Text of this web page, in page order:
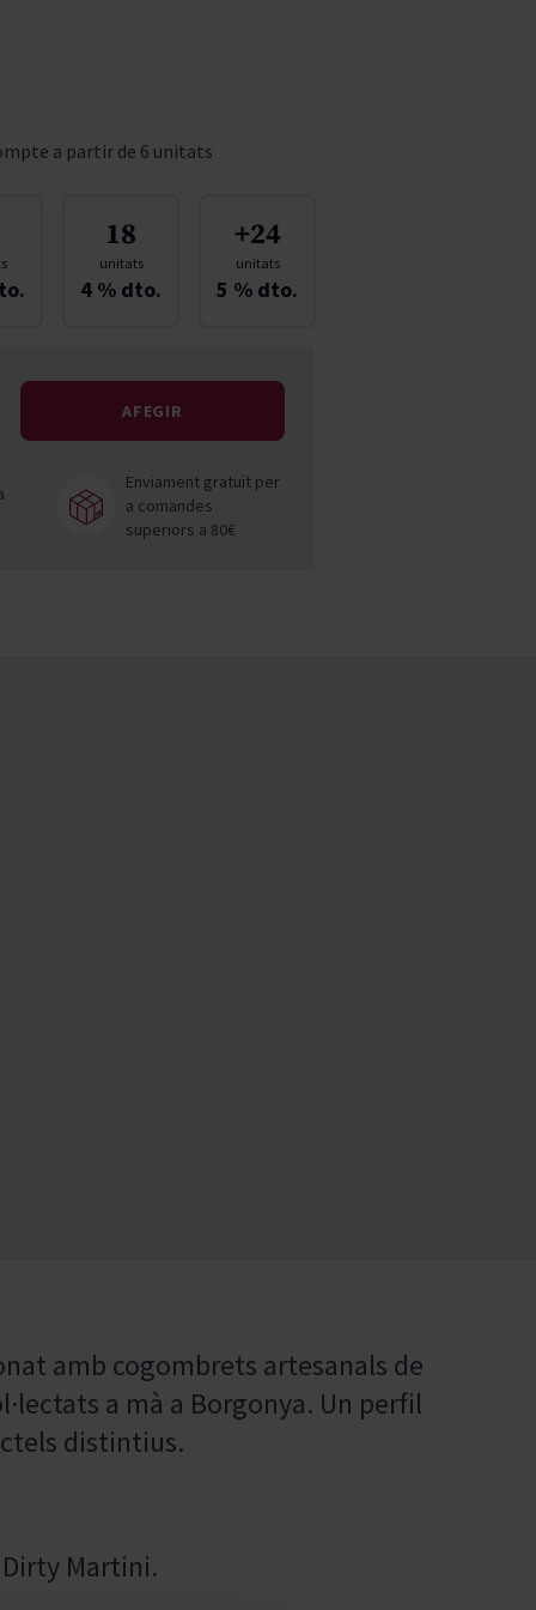
a partir de 6 unitats
18
unitats
4 % dto.
+24
unitats
5 % dto.
AFEGIR
Enviament gratuït per
a comandes
superiors a 80€
amb cogombrets artesanals de
a mà a Borgonya. Un perfil
distintius.
Martini.